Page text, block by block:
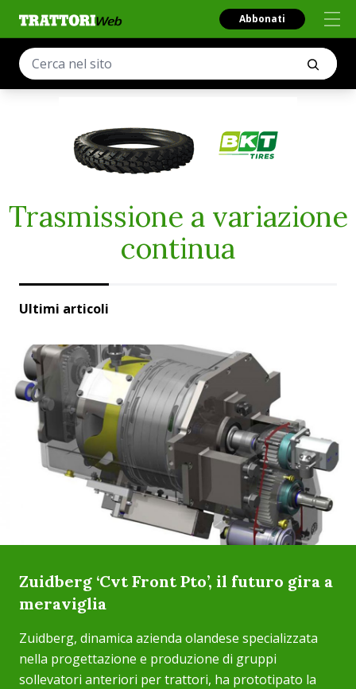
Abbonati
Trasmissione a variazione
continua
Ultimi articoli
Zuidberg ‘Cvt Front Pto’, il futuro gira a
meraviglia
Zuidberg, dinamica azienda olandese specializzata
nella progettazione e produzione di gruppi
sollevatori anteriori per trattori, ha prototipato la